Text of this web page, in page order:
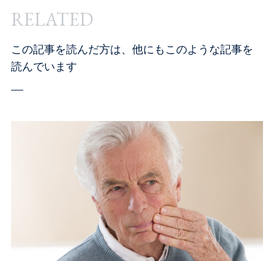
RELATED
この記事を読んだ方は、他にもこのような記事を
読んでいます